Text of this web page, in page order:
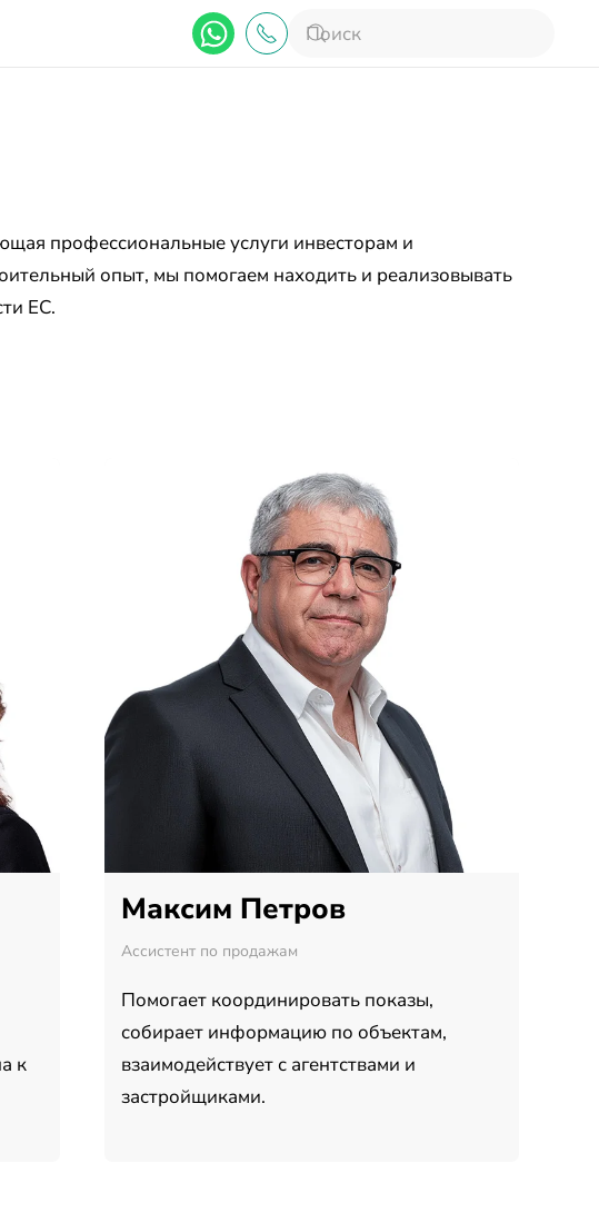
профессиональные услуги инвесторам и
опыт, мы помогаем находить и реализовывать
ЕС.
к
Максим Петров
Ассистент по продажам
Помогает координировать показы,
собирает информацию по объектам,
взаимодействует с агентствами и
застройщиками.